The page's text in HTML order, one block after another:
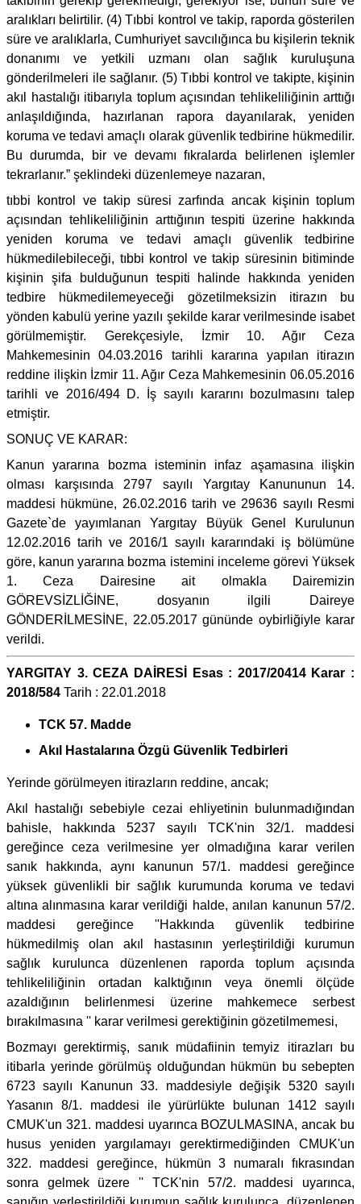
aralıkları belirtilir. (4) Tıbbi kontrol ve takip, raporda gösterilen
süre ve aralıklarla, Cumhuriyet savcılığınca bu kişilerin teknik
donanımı ve yetkili uzmanı olan sağlık kuruluşuna
gönderilmeleri ile sağlanır. (5) Tıbbi kontrol ve takipte, kişinin
akıl hastalığı itibarıyla toplum açısından tehlikeliliğinin arttığı
anlaşıldığında, hazırlanan rapora dayanılarak, yeniden
koruma ve tedavi amaçlı olarak güvenlik tedbirine hükmedilir.
Bu durumda, bir ve devamı fıkralarda belirlenen işlemler
tekrarlanır.” şeklindeki düzenlemeye nazaran,
tıbbi kontrol ve takip süresi zarfında ancak kişinin toplum
açısından tehlikeliliğinin arttığının tespiti üzerine hakkında
yeniden koruma ve tedavi amaçlı güvenlik tedbirine
hükmedilebileceği, tıbbi kontrol ve takip süresinin bitiminde
kişinin şifa bulduğunun tespiti halinde hakkında yeniden
tedbire hükmedilemeyeceği gözetilmeksizin itirazın bu
yönden kabulü yerine yazılı şekilde karar verilmesinde isabet
görülmemiştir. Gerekçesiyle, İzmir 10. Ağır Ceza
Mahkemesinin 04.03.2016 tarihli kararına yapılan itirazın
reddine ilişkin İzmir 11. Ağır Ceza Mahkemesinin 06.05.2016
tarihli ve 2016/494 D. İş sayılı kararını bozulmasını talep
etmiştir.
SONUÇ VE KARAR:
Kanun yararına bozma isteminin infaz aşamasına ilişkin
olması karşısında 2797 sayılı Yargıtay Kanununun 14.
maddesi hükmüne, 26.02.2016 tarih ve 29636 sayılı Resmi
Gazete`de yayımlanan Yargıtay Büyük Genel Kurulunun
12.02.2016 tarih ve 2016/1 sayılı kararındaki iş bölümüne
göre, kanun yararına bozma istemini inceleme görevi Yüksek
1. Ceza Dairesine ait olmakla Dairemizin
GÖREVSİZLİĞİNE, dosyanın ilgili Daireye
GÖNDERİLMESİNE, 22.05.2017 gününde oybirliğiyle karar
verildi.
YARGITAY 3. CEZA DAİRESİ Esas : 2017/20414 Karar :
2018/584 Tarih : 22.01.2018
TCK 57. Madde
Akıl Hastalarına Özgü Güvenlik Tedbirleri
Yerinde görülmeyen itirazların reddine, ancak;
Akıl hastalığı sebebiyle cezai ehliyetinin bulunmadığından
bahisle, hakkında 5237 sayılı TCK'nin 32/1. maddesi
gereğince ceza verilmesine yer olmadığına karar verilen
sanık hakkında, aynı kanunun 57/1. maddesi gereğince
yüksek güvenlikli bir sağlık kurumunda koruma ve tedavi
altına alınmasına karar verildiği halde, anılan kanunun 57/2.
maddesi gereğince ''Hakkında güvenlik tedbirine
hükmedilmiş olan akıl hastasının yerleştirildiği kurumun
sağlık kurulunca düzenlenen raporda toplum açısında
tehlikeliliğinin ortadan kalktığının veya önemli ölçüde
azaldığının belirlenmesi üzerine mahkemece serbest
bırakılmasına '' karar verilmesi gerektiğinin gözetilmemesi,
Bozmayı gerektirmiş, sanık müdafiinin temyiz itirazları bu
itibarla yerinde görülmüş olduğundan hükmün bu sebepten
6723 sayılı Kanunun 33. maddesiyle değişik 5320 sayılı
Yasanın 8/1. maddesi ile yürürlükte bulunan 1412 sayılı
CMUK'un 321. maddesi uyarınca BOZULMASINA, ancak bu
husus yeniden yargılamayı gerektirmediğinden CMUK'un
322. maddesi gereğince, hükmün 3 numaralı fıkrasından
sonra gelmek üzere '' TCK'nin 57/2. maddesi uyarınca,